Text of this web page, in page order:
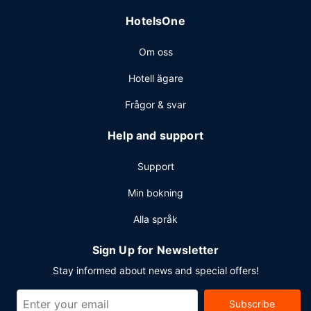
HotelsOne
Om oss
Hotell ägare
Frågor & svar
Help and support
Support
Min bokning
Alla språk
Sign Up for Newsletter
Stay informed about news and special offers!
Subscribe